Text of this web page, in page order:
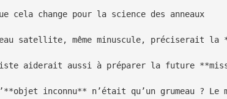
cela change pour la science des anneaux
satellite, même minuscule, préciserait
aiderait aussi à préparer la future
inconnu** n’était qu’un grumeau ?